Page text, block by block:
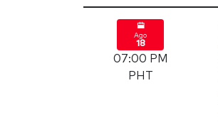
Ago
18
07:00 PM
PHT